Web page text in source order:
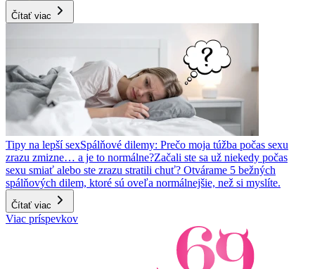
Čítať viac
Tipy na lepší sexSpálňové dilemy: Prečo moja túžba počas sexu
zrazu zmizne… a je to normálne?Začali ste sa už niekedy počas
sexu smiať alebo ste zrazu stratili chuť? Otvárame 5 bežných
spálňových dilem, ktoré sú oveľa normálnejšie, než si myslíte.
Čítať viac
Viac príspevkov